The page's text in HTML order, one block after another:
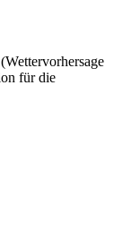
für die